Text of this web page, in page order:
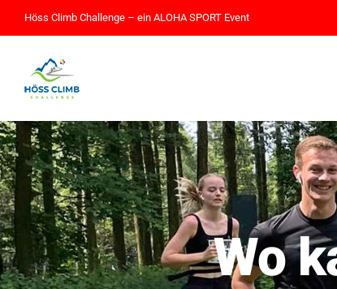
to
content
Höss Climb Challenge – ein ALOHA SPORT Event
Wo